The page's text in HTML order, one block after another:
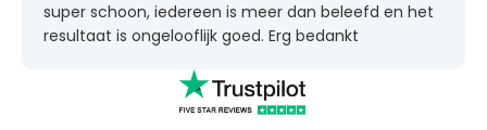
super schoon, iedereen is meer dan beleefd en het
resultaat is ongelooflijk goed. Erg bedankt